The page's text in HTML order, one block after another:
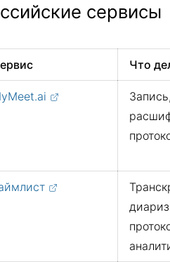
сервисы
Что
Запись,